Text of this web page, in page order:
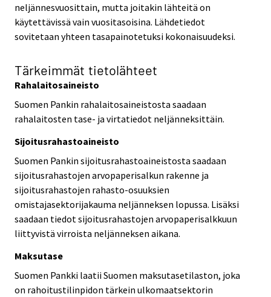
neljännesvuosittain, mutta joitakin lähteitä on
käytettävissä vain vuositasoisina. Lähdetiedot
sovitetaan yhteen tasapainotetuksi kokonaisuudeksi.
Tärkeimmät tietolähteet
Rahalaitosaineisto
Suomen Pankin rahalaitosaineistosta saadaan
rahalaitosten tase- ja virtatiedot neljänneksittäin.
Sijoitusrahastoaineisto
Suomen Pankin sijoitusrahastoaineistosta saadaan
sijoitusrahastojen arvopaperisalkun rakenne ja
sijoitusrahastojen rahasto-osuuksien
omistajasektorijakauma neljänneksen lopussa. Lisäksi
saadaan tiedot sijoitusrahastojen arvopaperisalkkuun
liittyvistä virroista neljänneksen aikana.
Maksutase
Suomen Pankki laatii Suomen maksutasetilaston, joka
on rahoitustilinpidon tärkein ulkomaatsektorin